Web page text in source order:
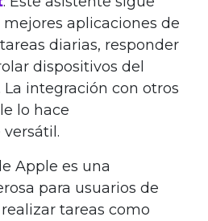
aplicaciones de
diarias, responder
dispositivos del
integración con otros
lo hace
Apple es una
para usuarios de
tareas como